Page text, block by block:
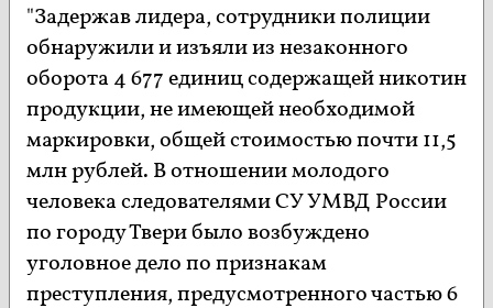
"Задержав лидера, сотрудники полиции
обнаружили и изъяли из незаконного
оборота 4 677 единиц содержащей никотин
продукции, не имеющей необходимой
маркировки, общей стоимостью почти 11,5
млн рублей. В отношении молодого
человека следователями СУ УМВД России
по городу Твери было возбуждено
уголовное дело по признакам
преступления, предусмотренного частью 6